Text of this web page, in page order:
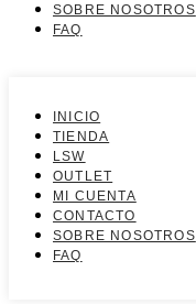
SOBRE NOSOTROS
FAQ
INICIO
TIENDA
LSW
OUTLET
MI CUENTA
CONTACTO
SOBRE NOSOTROS
FAQ